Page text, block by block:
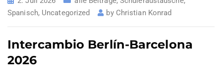
Spanisch, Uncategorized by Christian Konrad
Intercambio Berlín-Barcelona
2026